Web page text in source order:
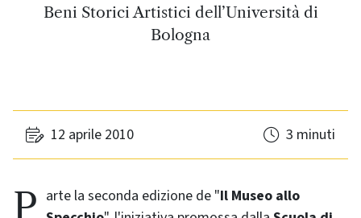
Beni Storici Artistici dell’Università di
Bologna
12 aprile 2010 3 minuti
Parte la seconda edizione de "Il Museo allo